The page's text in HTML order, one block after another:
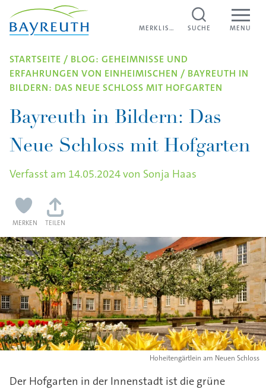
Direkt zum Inhalt
MENU
SUCHE
MERKLISTE
STARTSEITE / BLOG: GEHEIMNISSE UND
ERFAHRUNGEN VON EINHEIMISCHEN / BAYREUTH IN
BILDERN: DAS NEUE SCHLOSS MIT HOFGARTEN
Bayreuth in Bildern: Das
Neue Schloss mit Hofgarten
Verfasst am 14.05.2024von Sonja Haas
MERKEN TEILEN
Hoheitengärtlein am Neuen Schloss
Der Hofgarten in der Innenstadt ist die grüne